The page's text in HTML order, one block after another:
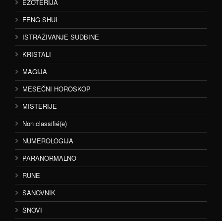
EZOTERIJA
FENG SHUI
ISTRAŽIVANJE SUDBINE
KRISTALI
MAGIJA
MESEČNI HOROSKOP
MISTERIJE
Non classifié(e)
NUMEROLOGIJA
PARANORMALNO
RUNE
SANOVNIK
SNOVI